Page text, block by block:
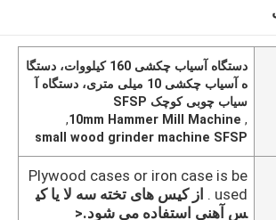
دستگاه آسیاب چکشی 160 کیلووات، دستگا
ه آسیاب چکشی 10 میلی متری، دستگاه آ
سیاب چوبی کوچک SFSP
,
10mm Hammer Mill Machine
,
small wood grinder machine SFSP
Plywood cases or iron case is be
used .
از کیس های تخته سه لا یا کی
س آهنی استفاده می شود.<